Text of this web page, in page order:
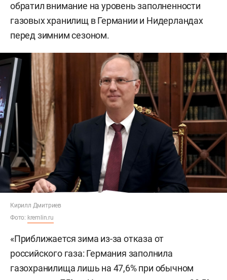
обратил внимание на уровень заполненности
газовых хранилищ в Германии и Нидерландах
перед зимним сезоном.
Кирилл Дмитриев
Фото: kremlin.ru
«Приближается зима из-за отказа от
российского газа: Германия заполнила
газохранилища лишь на 47,6% при обычном